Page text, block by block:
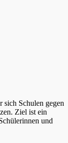
sich Schulen gegen
Ziel ist ein
und